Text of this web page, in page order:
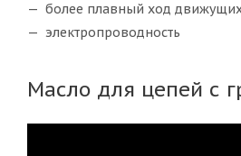
более плавный ход
электропроводность
Масло для цепей с